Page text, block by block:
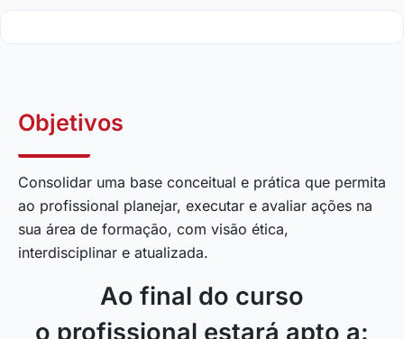
Objetivos
Consolidar uma base conceitual e prática que permita
ao profissional planejar, executar e avaliar ações na
sua área de formação, com visão ética,
interdisciplinar e atualizada.
Ao final do curso
o profissional estará apto a: